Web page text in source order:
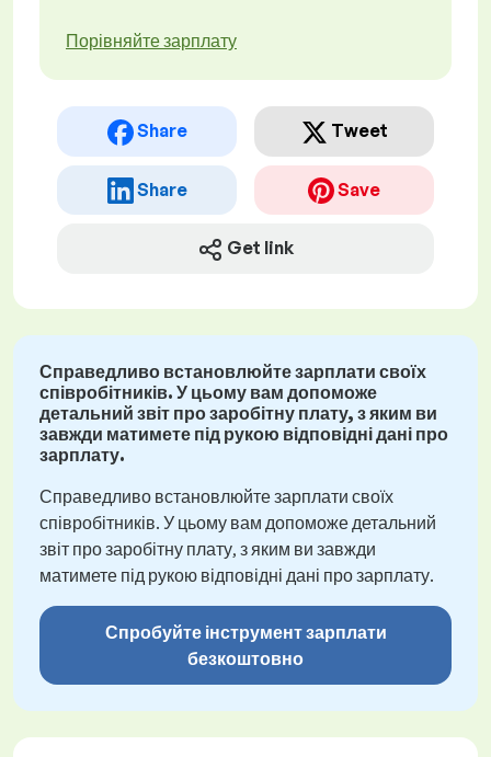
Порівняйте зарплату
Share Tweet
Share Save
Get link
Справедливо встановлюйте зарплати своїх
співробітників. У цьому вам допоможе
детальний звіт про заробітну плату, з яким ви
завжди матимете під рукою відповідні дані про
зарплату.
Справедливо встановлюйте зарплати своїх
співробітників. У цьому вам допоможе детальний
звіт про заробітну плату, з яким ви завжди
матимете під рукою відповідні дані про зарплату.
Спробуйте інструмент зарплати
безкоштовно